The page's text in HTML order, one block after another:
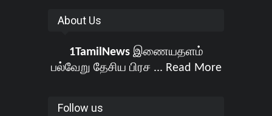
About Us
1TamilNewsஇணையதளம்
பல்வேறு தேசிய பிரச ... Read More
Follow us